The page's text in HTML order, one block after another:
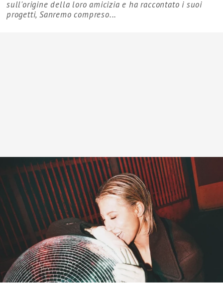
sull'origine della loro amicizia e ha raccontato i suoi
progetti, Sanremo compreso...